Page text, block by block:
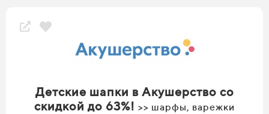
Детские шапки в Акушерство со
скидкой до 63%! >> шарфы, варежки